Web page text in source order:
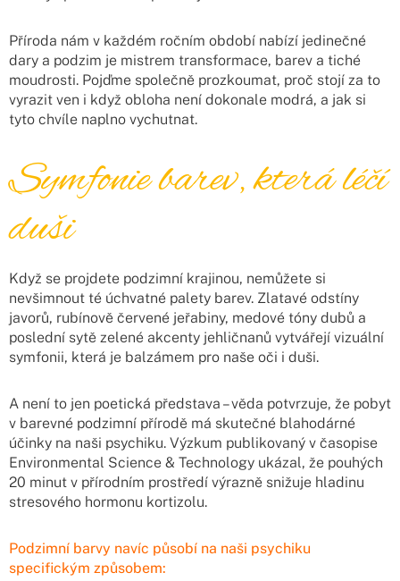
Příroda nám v každém ročním období nabízí jedinečné
dary a podzim je mistrem transformace, barev a tiché
moudrosti. Pojďme společně prozkoumat, proč stojí za to
vyrazit ven i když obloha není dokonale modrá, a jak si
tyto chvíle naplno vychutnat.
Symfonie barev, která léčí
duši
Když se projdete podzimní krajinou, nemůžete si
nevšimnout té úchvatné palety barev. Zlatavé odstíny
javorů, rubínově červené jeřabiny, medové tóny dubů a
poslední sytě zelené akcenty jehličnanů vytvářejí vizuální
symfonii, která je balzámem pro naše oči i duši.
A není to jen poetická představa – věda potvrzuje, že pobyt
v barevné podzimní přírodě má skutečné blahodárné
účinky na naši psychiku. Výzkum publikovaný v časopise
Environmental Science & Technology ukázal, že pouhých
20 minut v přírodním prostředí výrazně snižuje hladinu
stresového hormonu kortizolu.
Podzimní barvy navíc působí na naši psychiku
specifickým způsobem: